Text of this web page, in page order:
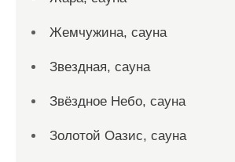
Жемчужина, сауна
Звездная, сауна
Звёздное Небо, сауна
Золотой Оазис, сауна